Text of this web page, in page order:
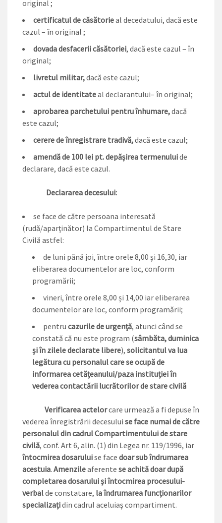
original ;
certificatul de căsătorieal decedatului, dacă este
cazul – în original ;
dovada desfacerii căsătoriei, dacă este cazul – în
original;
livretul militar,dacă este cazul;
actul de identitateal declarantului– în original;
aprobarea parchetului pentru înhumare,dacă
este cazul;
cerere de înregistrare tradivă,dacă este cazul;
amendă de 100 lei pt. depăşirea termenuluide
declarare, dacă este cazul.
Declararea decesului:
se face de către persoana interesată
(rudă/aparţinător) la Compartimentul de Stare
Civilă astfel:
de luni până joi, între orele 8,00 şi 16,30, iar
eliberarea documentelor are loc, conform
programării;
vineri, între orele 8,00 și 14,00 iar eliberarea
documentelor are loc, conform programării;
pentru cazurile de urgenţă, atunci când se
constată că nu este program (sâmbăta, duminica
și în zilele declarate libere), solicitantul va lua
legătura cu personalul care se ocupă de
informarea cetăţeanului/paza instituției în
vederea contactării lucrătorilor de stare civilă
Verificarea actelorcare urmează a fi depuse în
vederea înregistrării decesului se face numai de către
personalul din cadrul Compartimentului de stare
civilă, conf. Art 6, alin. (1) din Legea nr. 119/1996, iar
întocmirea dosaruluise face doar sub îndrumarea
acestuia. Amenzileaferente se achită doar după
completarea dosarului şi întocmirea procesului-
verbalde constatare, la îndrumarea funcţionarilor
specializaţidin cadrul aceluiaş compartiment.